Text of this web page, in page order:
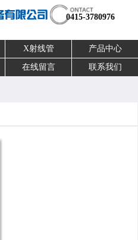
0415-3780976
X射线管 产品中心
在线留言 联系我们